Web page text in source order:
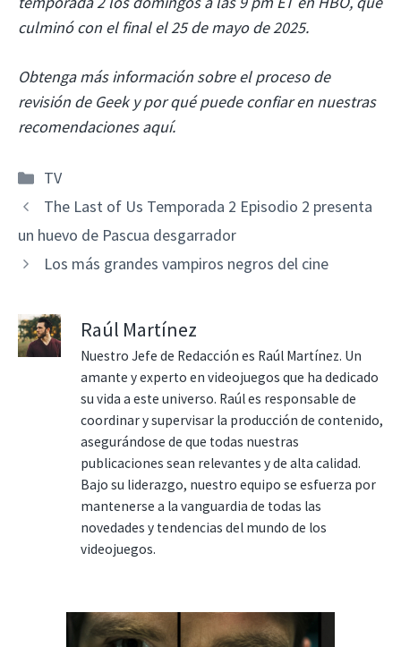
culminó con el final el 25 de mayo de 2025.
Obtenga más información sobre el proceso de
revisión de Geek y por qué puede confiar en nuestras
recomendaciones aquí.
Categorías
TV
The Last of Us Temporada 2 Episodio 2 presenta
un huevo de Pascua desgarrador
Los más grandes vampiros negros del cine
Raúl Martínez
Nuestro Jefe de Redacción es Raúl Martínez. Un
amante y experto en videojuegos que ha dedicado
su vida a este universo. Raúl es responsable de
coordinar y supervisar la producción de contenido,
asegurándose de que todas nuestras
publicaciones sean relevantes y de alta calidad.
Bajo su liderazgo, nuestro equipo se esfuerza por
mantenerse a la vanguardia de todas las
novedades y tendencias del mundo de los
videojuegos.